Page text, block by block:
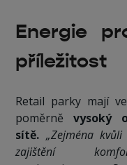
Energie
příležitost
Retail parky mají
poměrněvysoký
sítě. „Zejména
zajištění